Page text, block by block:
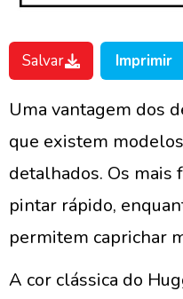
Salvar Imprimir
Uma vantagem dos
que existem
detalhados. Os mais
pintar rápido,
permitem caprichar
A cor clássica do